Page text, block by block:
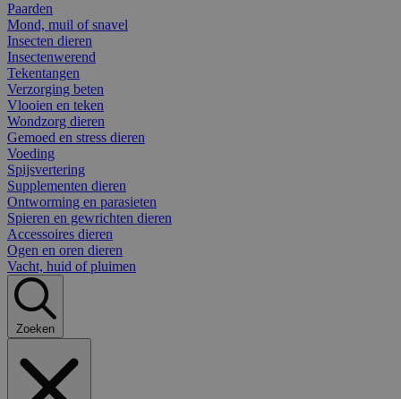
Paarden
Mond, muil of snavel
Insecten dieren
Insectenwerend
Tekentangen
Verzorging beten
Vlooien en teken
Wondzorg dieren
Gemoed en stress dieren
Voeding
Spijsvertering
Supplementen dieren
Ontworming en parasieten
Spieren en gewrichten dieren
Accessoires dieren
Ogen en oren dieren
Vacht, huid of pluimen
Zoeken